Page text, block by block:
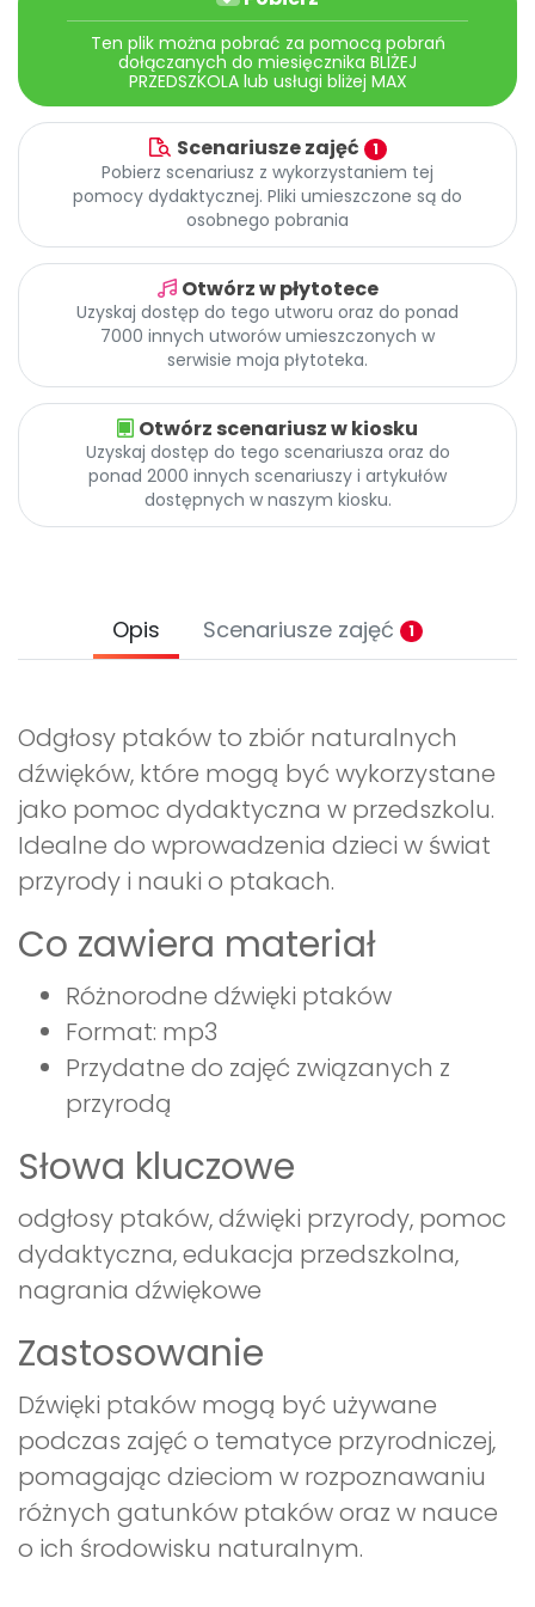
Archiwalne numery
Pomoc
Promocje
Ten plik można pobrać za pomocą pobrań
dołączanych do miesięcznika BLIŻEJ
PRZEDSZKOLA lub usługi bliżej MAX
Scenariusze zajęć 1
Pobierz scenariusz z wykorzystaniem tej
pomocy dydaktycznej. Pliki umieszczone są do
osobnego pobrania
Otwórz w płytotece
Uzyskaj dostęp do tego utworu oraz do ponad
7000 innych utworów umieszczonych w
serwisie moja płytoteka.
Otwórz scenariusz w kiosku
Uzyskaj dostęp do tego scenariusza oraz do
ponad 2000 innych scenariuszy i artykułów
dostępnych w naszym kiosku.
Opis Scenariusze zajęć 1
Odgłosy ptaków to zbiór naturalnych
dźwięków, które mogą być wykorzystane
jako pomoc dydaktyczna w przedszkolu.
Idealne do wprowadzenia dzieci w świat
przyrody i nauki o ptakach.
Co zawiera materiał
Różnorodne dźwięki ptaków
Format: mp3
Przydatne do zajęć związanych z
przyrodą
Słowa kluczowe
odgłosy ptaków, dźwięki przyrody, pomoc
dydaktyczna, edukacja przedszkolna,
nagrania dźwiękowe
Zastosowanie
Dźwięki ptaków mogą być używane
podczas zajęć o tematyce przyrodniczej,
pomagając dzieciom w rozpoznawaniu
różnych gatunków ptaków oraz w nauce
o ich środowisku naturalnym.